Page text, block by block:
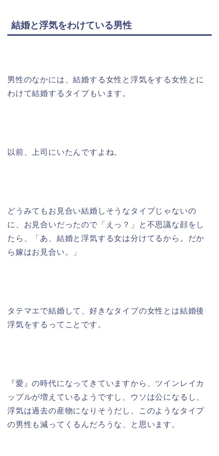
結婚と浮気をわけている男性
男性のなかには、結婚する女性と浮気をする女性とに
わけて結婚するタイプもいます。
以前、上司にいたんですよね。
どうみてもお見合い結婚しそうなタイプじゃないの
に、お見合いだったので「えっ？」と不思議な顔をし
たら、「あ、結婚と浮気する女は分けてるから。だか
ら嫁はお見合い。」
タテマエで結婚して、好きなタイプの女性とは結婚後
浮気をするってことです。
『愛』の時代になってきていますから、ツインレイカ
ップルが増えているようですし、ウソは公になるし、
浮気は過去の産物になりそうだし、このようなタイプ
の男性も減ってくるんだろうな、と思います。